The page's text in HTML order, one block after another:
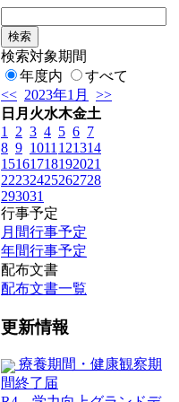
検索対象期間
年度内
すべて
<< 2023年1月
>>
日 月 火水木金土
1
2 3 4 5 6 7
8 9 1011 121314
15161718192021
22232425262728
293031
行事予定
月間行事予定
年間行事予定
配布文書
配布文書一覧
更新情報
療養期間・健康観察期
間終了届